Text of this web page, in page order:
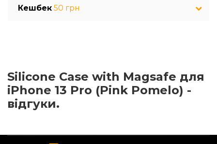
Кешбек 50 грн
Silicone Case with Magsafe для
iPhone 13 Pro (Pink Pomelo) -
відгуки.